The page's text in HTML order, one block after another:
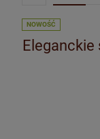
Eleganckie
NOWOŚĆ